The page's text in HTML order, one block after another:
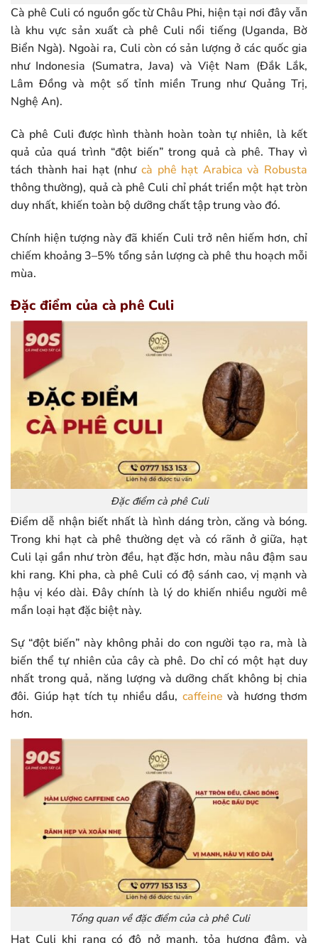
Cà phê Culi có nguồn gốc từ Châu Phi, hiện tại nơi đây vẫn
là khu vực sản xuất cà phê Culi nổi tiếng (Uganda, Bờ
Biển Ngà). Ngoài ra, Culi còn có sản lượng ở các quốc gia
như Indonesia (Sumatra, Java) và Việt Nam (Đắk Lắk,
Lâm Đồng và một số tỉnh miền Trung như Quảng Trị,
Nghệ An).
Cà phê Culi được hình thành hoàn toàn tự nhiên, là kết
quả của quá trình “đột biến” trong quả cà phê. Thay vì
tách thành hai hạt (như cà phê hạt Arabica và Robusta
thông thường), quả cà phê Culi chỉ phát triển một hạt tròn
duy nhất, khiến toàn bộ dưỡng chất tập trung vào đó.
Chính hiện tượng này đã khiến Culi trở nên hiếm hơn, chỉ
chiếm khoảng 3–5% tổng sản lượng cà phê thu hoạch mỗi
mùa.
Đặc điểm của cà phê Culi
Đặc điểm cà phê Culi
Điểm dễ nhận biết nhất là hình dáng tròn, căng và bóng.
Trong khi hạt cà phê thường dẹt và có rãnh ở giữa, hạt
Culi lại gần như tròn đều, hạt đặc hơn, màu nâu đậm sau
khi rang. Khi pha, cà phê Culi có độ sánh cao, vị mạnh và
hậu vị kéo dài. Đây chính là lý do khiến nhiều người mê
mẩn loại hạt đặc biệt này.
Sự “đột biến” này không phải do con người tạo ra, mà là
biến thể tự nhiên của cây cà phê. Do chỉ có một hạt duy
nhất trong quả, năng lượng và dưỡng chất không bị chia
đôi. Giúp hạt tích tụ nhiều dầu, caffeine và hương thơm
hơn.
Tổng quan về đặc điểm của cà phê Culi
Hạt Culi khi rang có độ nở mạnh, tỏa hương đậm, và